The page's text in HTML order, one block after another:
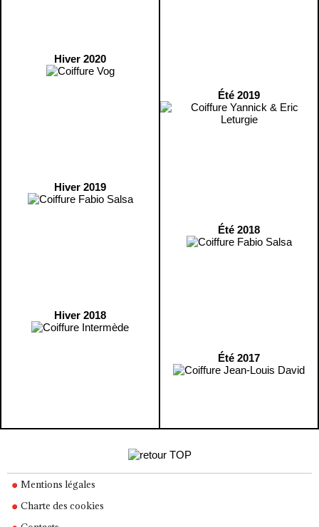
Hiver 2020
Hiver 2019
Hiver 2018
Été 2019
Été 2018
Été 2017
Mentions légales
Charte des cookies